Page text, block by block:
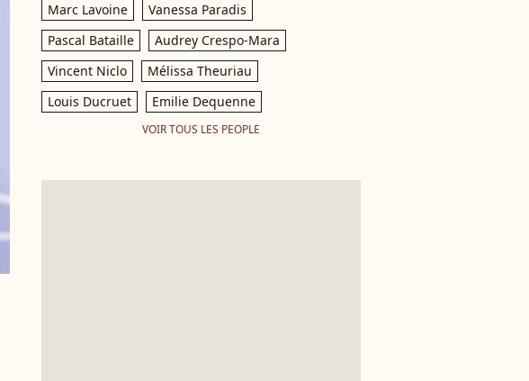
Marc Lavoine
Vanessa Paradis
Pascal Bataille
Audrey Crespo-Mara
Vincent Niclo
Mélissa Theuriau
Louis Ducruet
Emilie Dequenne
VOIR TOUS LES PEOPLE